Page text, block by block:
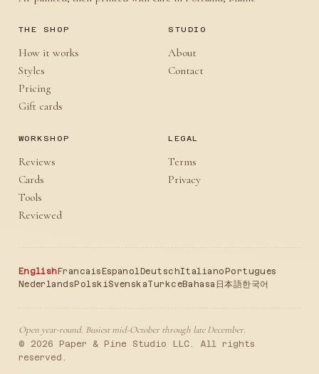
THE SHOP
How it works
Styles
Pricing
Gift cards
STUDIO
About
Contact
WORKSHOP
Reviews
Cards
Tools
Reviewed
LEGAL
Terms
Privacy
English Francais Espanol DeutschItaliano Portugues
Nederlands PolskiSvenskaTurkceBahasa 日本語한국어
Open year-round. Busiest mid-October through late December.
© 2026 Paper & Pine Studio LLC. All rights
reserved.